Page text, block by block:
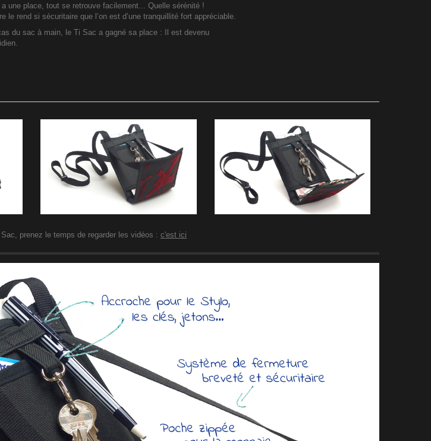
une place, tout se retrouve facilement... Quelle sérénité !
le rend si sécuritaire que l’on est d’une tranquillité fort appréciable.
du sac à main, le Ti Sac a gagné sa place : Il est devenu
prenez le temps de regarder les vidéos : c'est ici